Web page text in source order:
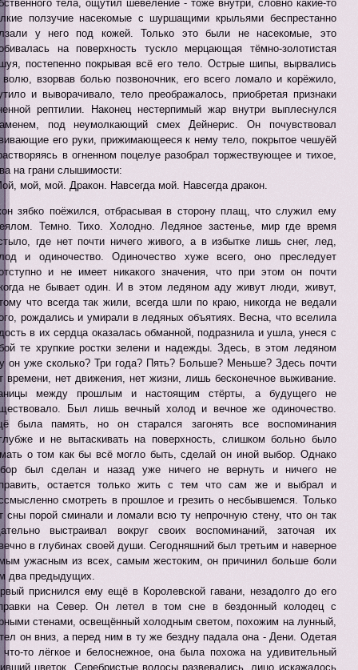
тела, ощутил шевеление - тоже внутри, словно какие-то
ползучие насекомые с шуршащими крыльями беспрестанно
у него под кожей. Только это были не насекомые, это
на поверхность тускло мерцающая тёмно-золотистая
постепенно покрывая всё его тело. Острые шипы, вырвались
волю, взорвав болью позвоночник, его всего ломало и корёжило,
и выворачивало, тело преображалось, приобретая признаки
рептилии. Наконец нестерпимый жар внутри выплеснулся
под неумолкающий смех Дейнерис. Он почувствовал
его руки, прижимающееся к нему тело, покрытое чешуёй
в огненном поцелуе разобрал торжествующее и тихое,
на грани слышимости:
мой, мой. Дракон. Навсегда мой. Навсегда дракон.
зябко поёжился, отбрасывая в сторону плащ, что служил ему
Темно. Тихо. Холодно. Ледяное застенье, мир где время
где нет почти ничего живого, а в избытке лишь снег, лед,
и одиночество. Одиночество хуже всего, оно преследует
и не имеет никакого значения, что при этом он почти
не бывает один. И в этом ледяном аду живут люди, живут,
что всегда так жили, всегда шли по краю, никогда не ведали
рождались и умирали в ледяных объятиях. Весна, что вселила
в их сердца оказалась обманной, подразнила и ушла, унеся с
те хрупкие ростки зелени и надежды. Здесь, в этом ледяном
он уже сколько? Три года? Пять? Больше? Меньше? Здесь почти
времени, нет движения, нет жизни, лишь бесконечное выживание.
между прошлым и настоящим стёрты, а будущего не
Был лишь вечный холод и вечное же одиночество.
была память, но он старался загонять все воспоминания
и не вытаскивать на поверхность, слишком больно было
о том как бы всё могло быть, сделай он иной выбор. Однако
был сделан и назад уже ничего не вернуть и ничего не
остается только жить с тем что сам же и выбрал и
смотреть в прошлое и грезить о несбывшемся. Только
сны порой сминали и ломали всю ту непрочную стену, что он так
выстраивал вокруг своих воспоминаний, заточая их
в глубинах своей души. Сегодняшний был третьим и наверное
ужасным из всех, самым жестоким, он причинил больше боли
два предыдущих.
приснился ему ещё в Королевской гавани, незадолго до его
на Север. Он летел в том сне в бездонный колодец с
стенами, освещённый холодным светом, похожим на лунный,
он вниз, а перед ним в ту же бездну падала она - Дени. Одетая
что-то лёгкое и белоснежное, она была похожа на удивительный
цветок. Серебристые волосы развевались, лицо искажалось